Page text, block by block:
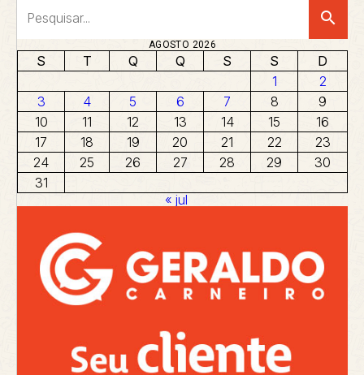
search
AGOSTO 2026
S T Q Q S S
D
1
2
3
4 5 6 7 8
9
10
11 12 13 14 15
16
17
18 19 20 21 22
23
24
25 26 27 28 29
30
31
« jul